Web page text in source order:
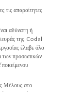
τις απαραίτητες
αδύνατη ή
της Codal
έλαβε όλα
των προσωπικών
Μέλους στο